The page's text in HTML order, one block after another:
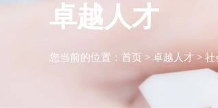
卓越人才
您当前的位置： 首页 > 卓越人才 > 社